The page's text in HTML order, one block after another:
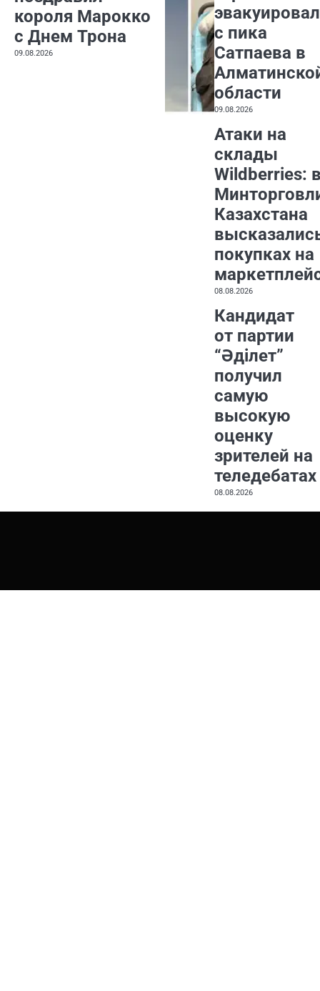
короля Марокко
с Днем Трона
09.08.2026
с пика
Сатпаева в
области
09.08.2026
Атаки на
склады
Wildberries:
Казахстана
покупках на
08.08.2026
Кандидат
от партии
“Әділет”
получил
самую
высокую
оценку
зрителей на
теледебатах
08.08.2026